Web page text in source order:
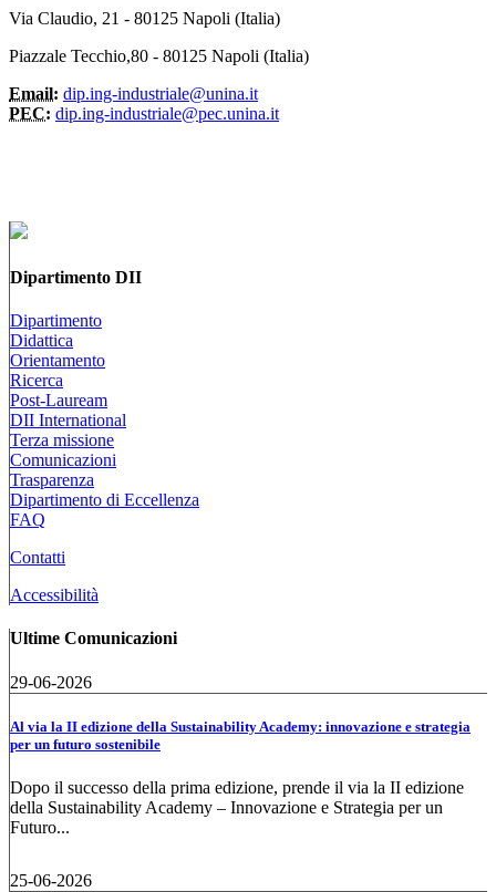
Via Claudio, 21 - 80125 Napoli (Italia)
Piazzale Tecchio,80 - 80125 Napoli (Italia)
Email: dip.ing-industriale@unina.it
PEC: dip.ing-industriale@pec.unina.it
Dipartimento DII
Dipartimento
Didattica
Orientamento
Ricerca
Post-Lauream
DII International
Terza missione
Comunicazioni
Trasparenza
Dipartimento di Eccellenza
FAQ
Contatti
Accessibilità
Ultime Comunicazioni
29-06-2026
Al via la II edizione della Sustainability Academy: innovazione e strategia
per un futuro sostenibile
Dopo il successo della prima edizione, prende il via la II edizione
della Sustainability Academy – Innovazione e Strategia per un
Futuro...
25-06-2026